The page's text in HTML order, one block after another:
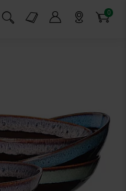
Suchfeld einblenden
Markt-Angebote 0
Artikel